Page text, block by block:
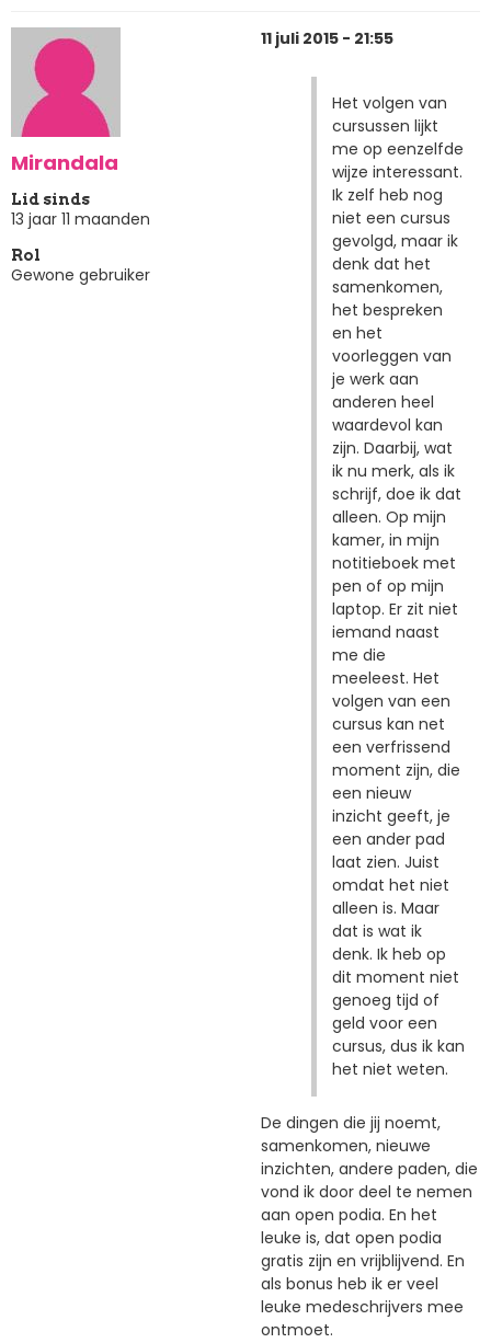
Mirandala
Lid sinds
13 jaar 11 maanden
Rol
Gewone gebruiker
11 juli 2015 - 21:55
Het volgen van
cursussen lijkt
me op eenzelfde
wijze interessant.
Ik zelf heb nog
niet een cursus
gevolgd, maar ik
denk dat het
samenkomen,
het bespreken
en het
voorleggen van
je werk aan
anderen heel
waardevol kan
zijn. Daarbij, wat
ik nu merk, als ik
schrijf, doe ik dat
alleen. Op mijn
kamer, in mijn
notitieboek met
pen of op mijn
laptop. Er zit niet
iemand naast
me die
meeleest. Het
volgen van een
cursus kan net
een verfrissend
moment zijn, die
een nieuw
inzicht geeft, je
een ander pad
laat zien. Juist
omdat het niet
alleen is. Maar
dat is wat ik
denk. Ik heb op
dit moment niet
genoeg tijd of
geld voor een
cursus, dus ik kan
het niet weten.
De dingen die jij noemt,
samenkomen, nieuwe
inzichten, andere paden, die
vond ik door deel te nemen
aan open podia. En het
leuke is, dat open podia
gratis zijn en vrijblijvend. En
als bonus heb ik er veel
leuke medeschrijvers mee
ontmoet.